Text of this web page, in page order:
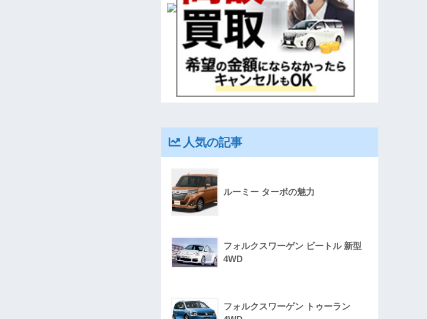
人気の記事
ルーミー ターボの魅力
フォルクスワーゲン ビートル 新型
4WD
フォルクスワーゲン トゥーラン